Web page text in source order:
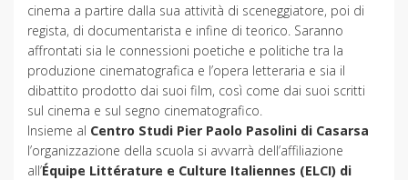
cinema a partire dalla sua attività di sceneggiatore, poi di
regista, di documentarista e infine di teorico. Saranno
affrontati sia le connessioni poetiche e politiche tra la
produzione cinematografica e l’opera letteraria e sia il
dibattito prodotto dai suoi film, così come dai suoi scritti
sul cinema e sul segno cinematografico.
Insieme al Centro Studi Pier Paolo Pasolini di Casarsa
l’organizzazione della scuola si avvarrà dell’affiliazione
all’Équipe Littérature e Culture Italiennes (ELCI) di